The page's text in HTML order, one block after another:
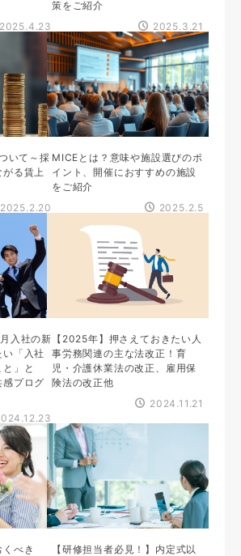
2025.4.23
策をご紹介
2025.3.21
いて～採
る賃上
2025.2.20
MICEとは？意味や施設選びのポ
イント、開催におすすめの施設
をご紹介
2025.2.5
入社の新
「入社
」と
感プログ
【2025年】押さえておきたい人
事労務関連の主な法改正！育
児・介護休業法の改正、雇用保
険法の改正他
2024.11.21
べき
【研修担当者必見！】内定式以